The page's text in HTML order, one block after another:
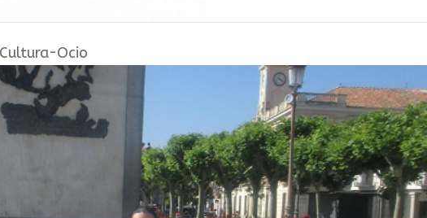
Cultura-Ocio